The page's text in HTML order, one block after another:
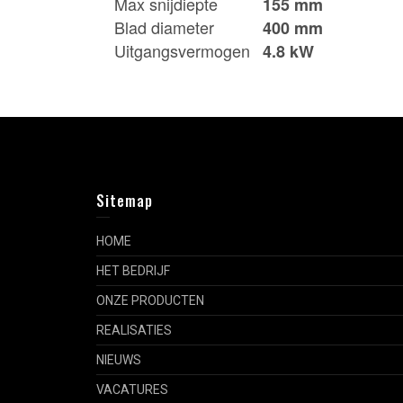
Blad diameter
400 mm
Uitgangsvermogen 4.8 kW
Sitemap
HOME
HET BEDRIJF
ONZE PRODUCTEN
REALISATIES
NIEUWS
VACATURES